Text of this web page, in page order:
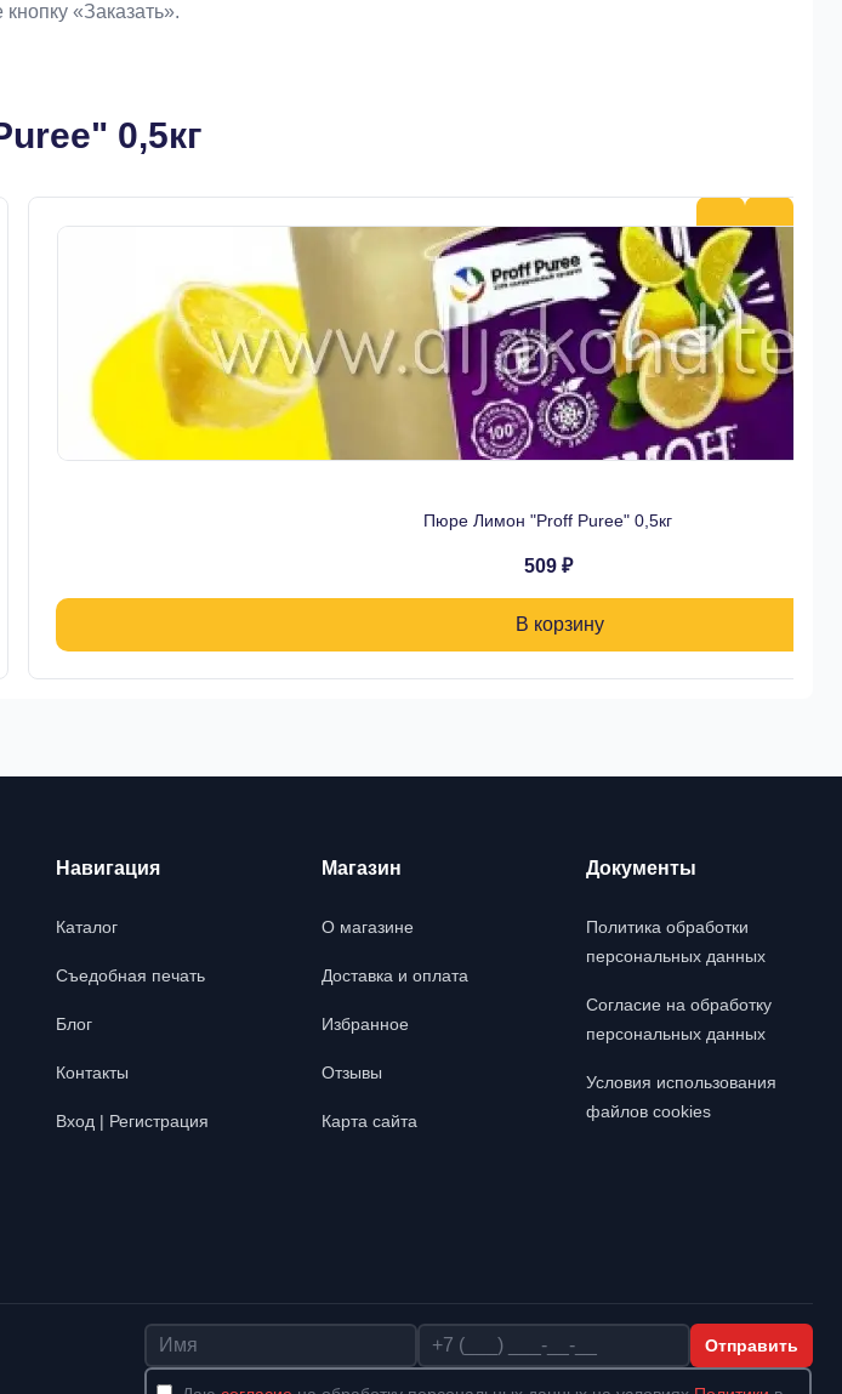
«Заказать».
0,5кг
Пюре Лимон "Proff Puree" 0,5кг
509 ₽
В корзину
Навигация
Каталог
Съедобная печать
Блог
Контакты
Вход | Регистрация
Магазин
О магазине
Доставка и оплата
Избранное
Отзывы
Карта сайта
Документы
Политика обработки
персональных данных
Согласие на обработку
персональных данных
Условия использования
файлов cookies
Имя Телефон Отправить